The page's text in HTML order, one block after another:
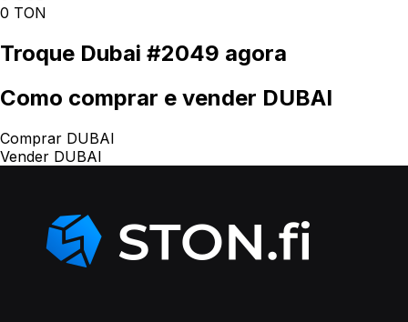
0 TON
Troque Dubai #2049 agora
Como comprar e vender DUBAI
Comprar DUBAI
Vender DUBAI